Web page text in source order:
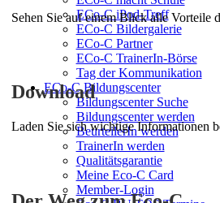
ECo-C iPod-Treff
ECo-C Bildergalerie
ECo-C Partner
ECo-C TrainerIn-Börse
Tag der Kommunikation
ECo-C Bildungscenter
Bildungscenter Suche
Bildungscenter werden
BeurteilerIn werden
TrainerIn werden
Qualitätsgarantie
Meine Eco-C Card
Member-Login
Sehen Sie auf einem Blick alle Vorteile
Download
Laden Sie sich wichtige Informationen